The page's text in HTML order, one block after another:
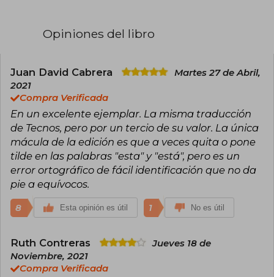
el fundador de la fenomenología. Ya en el año
en Marburgo, llegó a ser profesor de filosofía en
la universidad de Friburgo y se afilia al partido
nacionalsocialista (NSDAP). renuncia la
prelusión rectoral sobre Autoafirmación de la
Universidad alemana. Organización del
campamento de la ciencia. Apariciones
propagandísticas en Leipzig, Heildelberg y
Tubinga. Colaborador en la reforma de la
universidad de Baden (introducción de principio
del caudillaje). Renuncia al rectorado al año
deja de ocuparse de política. Comienza un
periodo de casi absoluto silencio: Heidegger no
en Messkirch el 26 de mayo de 1976.
Opiniones del libro
Juan David Cabrera
Martes 27 de Abril,
2021
Compra Verificada
En un excelente ejemplar. La misma traducción
de Tecnos, pero por un tercio de su valor. La única
mácula de la edición es que a veces quita o pone
tilde en las palabras "esta" y "está", pero es un
error ortográfico de fácil identificación que no da
pie a equívocos.
8 Esta opinión es útil 1 No es útil
Ruth Contreras
Jueves 18 de
Noviembre, 2021
Compra Verificada